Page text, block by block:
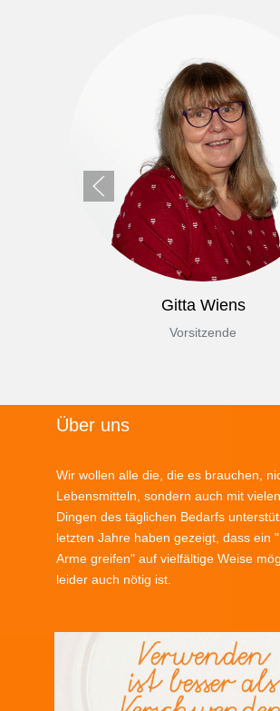
Gitta Wiens
Vorsitzende
Über uns
Wir wollen alle die, die es brauchen,
Lebensmitteln, sondern auch mit
Dingen des täglichen Bedarfs
letzten Jahre haben gezeigt, dass ein
Arme greifen" auf vielfältige Weise
leider auch nötig ist.